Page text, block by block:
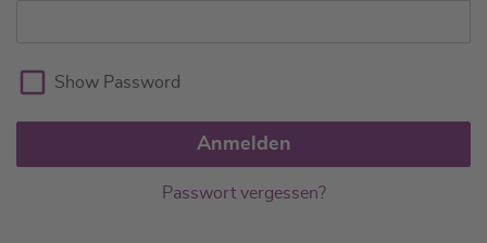
Show Password
Anmelden
Passwort vergessen?